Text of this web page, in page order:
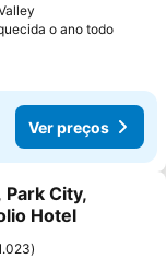
o ano todoVer
Ver preços
favoritos
City,
Hotel